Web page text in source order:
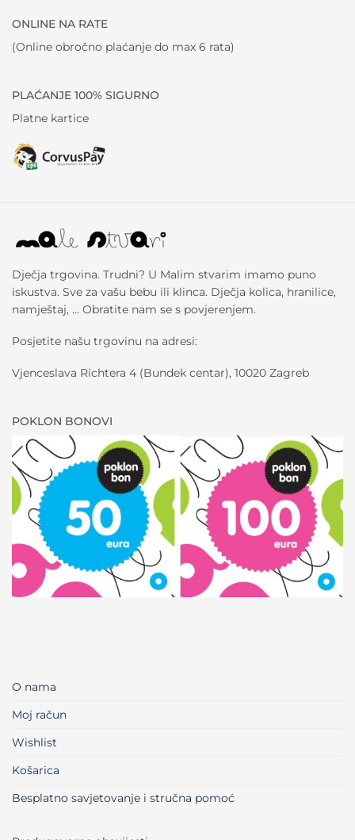
ONLINE NA RATE
(Online obročno plaćanje do max 6 rata)
PLAĆANJE 100% SIGURNO
Platne kartice
Dječja trgovina. Trudni? U Malim stvarim imamo puno
iskustva. Sve za vašu bebu ili klinca. Dječja kolica, hranilice,
namještaj, … Obratite nam se s povjerenjem.
Posjetite našu trgovinu na adresi:
Vjenceslava Richtera 4 (Bundek centar), 10020 Zagreb
POKLON BONOVI
O nama
Moj račun
Wishlist
Košarica
Besplatno savjetovanje i stručna pomoć